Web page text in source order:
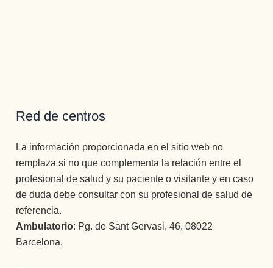
Red de centros
La información proporcionada en el sitio web no
remplaza si no que complementa la relación entre el
profesional de salud y su paciente o visitante y en caso
de duda debe consultar con su profesional de salud de
referencia.
Ambulatorio: Pg. de Sant Gervasi, 46, 08022
Barcelona.